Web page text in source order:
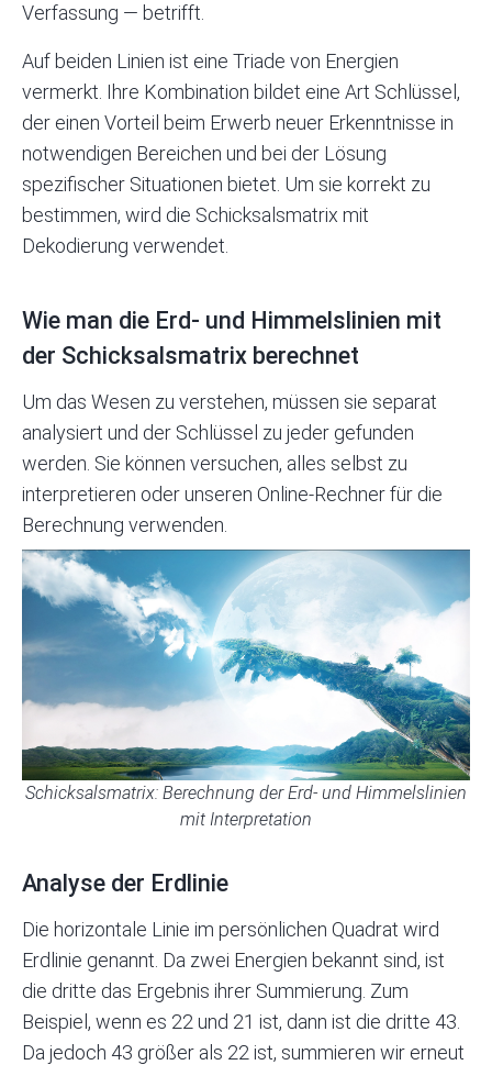
Verfassung — betrifft.
Auf beiden Linien ist eine Triade von Energien
vermerkt. Ihre Kombination bildet eine Art Schlüssel,
der einen Vorteil beim Erwerb neuer Erkenntnisse in
notwendigen Bereichen und bei der Lösung
spezifischer Situationen bietet. Um sie korrekt zu
bestimmen, wird die Schicksalsmatrix mit
Dekodierung verwendet.
Wie man die Erd- und Himmelslinien mit
der Schicksalsmatrix berechnet
Um das Wesen zu verstehen, müssen sie separat
analysiert und der Schlüssel zu jeder gefunden
werden. Sie können versuchen, alles selbst zu
interpretieren oder unseren Online-Rechner für die
Berechnung verwenden.
Schicksalsmatrix: Berechnung der Erd- und Himmelslinien
mit Interpretation
Analyse der Erdlinie
Die horizontale Linie im persönlichen Quadrat wird
Erdlinie genannt. Da zwei Energien bekannt sind, ist
die dritte das Ergebnis ihrer Summierung. Zum
Beispiel, wenn es 22 und 21 ist, dann ist die dritte 43.
Da jedoch 43 größer als 22 ist, summieren wir erneut